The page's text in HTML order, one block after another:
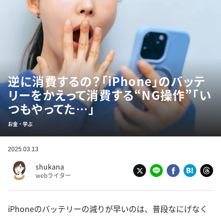
逆に消費するの？「iPhone」のバッテ
リーをかえって消費する“NG操作”「い
つもやってた…」
お金・学ぶ
2025.03.13
shukana
webライター
iPhoneのバッテリーの減りが早いのは、普段なにげなく